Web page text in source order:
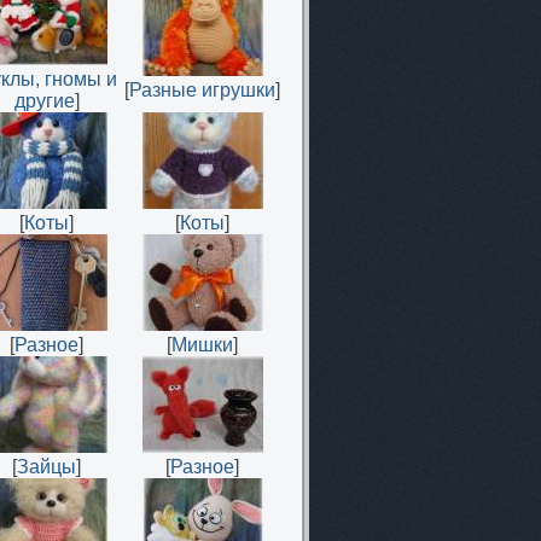
гномы и
другие]
[Разные игрушки]
[Коты] [Коты]
[Разное] [Мишки]
[Зайцы] [Разное]